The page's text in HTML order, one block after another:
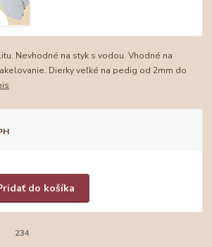
Nevhodné na styk s vodou. Vhodné na
Dierky veľké na pedig od 2mm do
do košíka
234